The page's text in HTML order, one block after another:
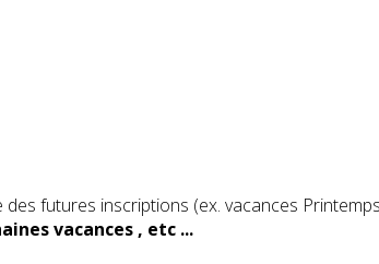
futures inscriptions (ex. vacances
vacances , etc ...